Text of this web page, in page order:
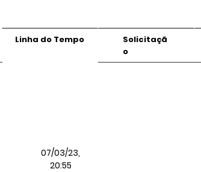
Linha do Tempo
Solicitaçã
o
07/03/23,
20:55